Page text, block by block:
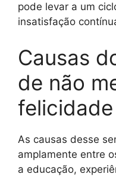
pode levar a um
insatisfação
Causas
de não
felicidade
As causas desse
amplamente entre
a educação,